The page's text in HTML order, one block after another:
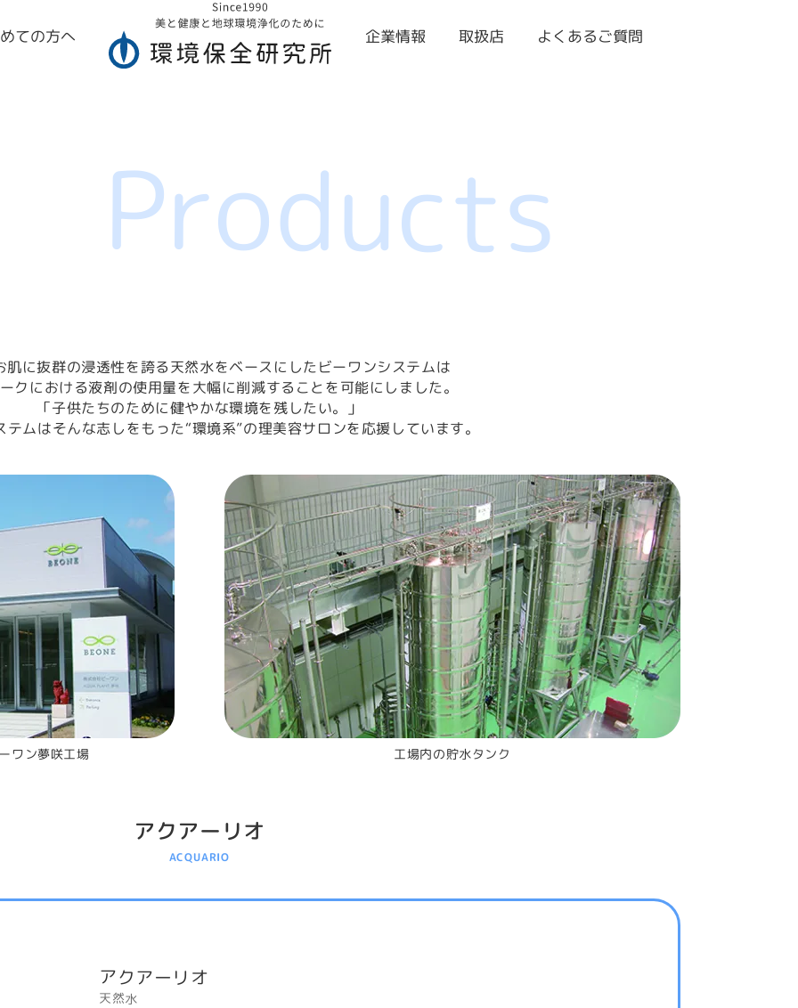
ての方へ 企業情報 取扱店 よくあるご質問
Products
肌に抜群の浸透性を誇る天然水をベースにしたビーワンシステムは
クにおける液剤の使用量を大幅に削減することを可能にしました。
「子供たちのために健やかな環境を残したい。」
テムはそんな志しをもった“環境系”の理美容サロンを応援しています。
ワン夢咲工場 工場内の貯水タンク
アクアーリオ
ACQUARIO
アクアーリオ
天然水